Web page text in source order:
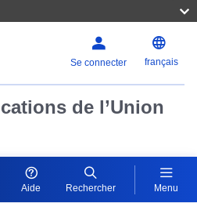
Se connecter français
de l’Union
Aide Rechercher Menu